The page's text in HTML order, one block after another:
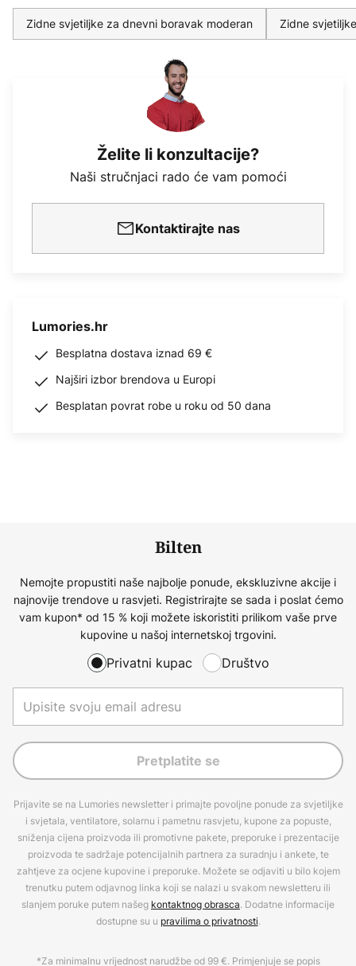
Zidne svjetiljke za dnevni boravak moderan Zidne
Želite li konzultacije?
Naši stručnjaci rado će vam pomoći
Kontaktirajte nas
Lumories.hr
Besplatna dostava iznad 69 €
Najširi izbor brendova u Europi
Besplatan povrat robe u roku od 50 dana
Bilten
Nemojte propustiti naše najbolje ponude, ekskluzivne akcije i
najnovije trendove u rasvjeti. Registrirajte se sada i poslat ćemo
vam kupon* od 15 % koji možete iskoristiti prilikom vaše prve
kupovine u našoj internetskoj trgovini.
Privatni kupac Društvo
Pretplatite se
Prijavite se na Lumories newsletter i primajte povoljne ponude za svjetiljke
i svjetala, ventilatore, solarnu i pametnu rasvjetu, kupone za popuste,
sniženja cijena proizvoda ili promotivne pakete, preporuke i prezentacije
proizvoda te sadržaje potencijalnih partnera za suradnju i ankete, te
zahtjeve za ocjene kupovine i preporuke. Možete se odjaviti u bilo kojem
trenutku putem odjavnog linka koji se nalazi u svakom newsletteru ili
slanjem poruke putem našeg kontaktnog obrasca. Dodatne informacije
dostupne su u pravilima o privatnosti.
*Za minimalnu vrijednost narudžbe od 99 €. Primjenjuje se popis